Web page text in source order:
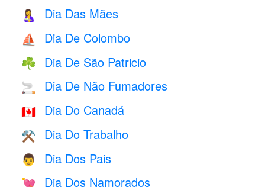
🤱 Dia Das Mães
⛵️ Dia De Colombo
☘️ Dia De São Patricio
🚬 Dia De Não Fumadores
🇨🇦 Dia Do Canadá
⚒️ Dia Do Trabalho
👨 Dia Dos Pais
💘 Dia Dos Namorados